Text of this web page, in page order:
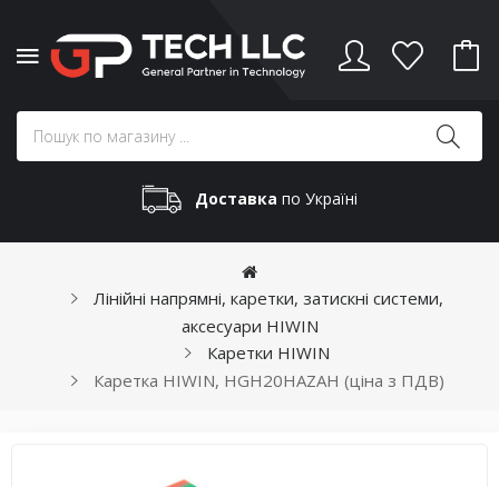
Доставка по Україні
Лінійні напрямні, каретки, затискні системи,
аксесуари HIWIN
Каретки HIWIN
Каретка HIWIN, HGH20HAZAH (ціна з ПДВ)